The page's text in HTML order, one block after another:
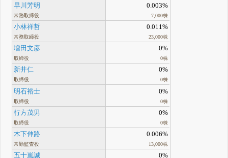
早川芳明
常務取締役
0.003%
7,000株
小林祥哲
常務取締役
0.011%
23,000株
増田文彦
取締役
0%
0株
新井仁
取締役
0%
0株
明石裕士
取締役
0%
0株
行方茂男
取締役
0%
0株
木下伸路
常勤監査役
0.006%
13,000株
五十嵐誠 0%